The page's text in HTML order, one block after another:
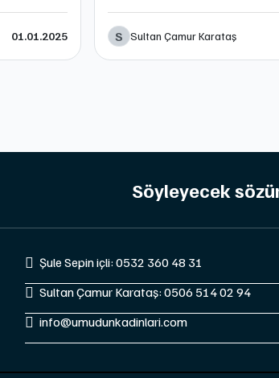
01.01.2025 S Sultan Çamur Karataş
Söyleyecek
Şule Sepin içli: 0532 360 48 31
Sultan Çamur Karataş: 0506 514 02 94
info@umudunkadinlari.com